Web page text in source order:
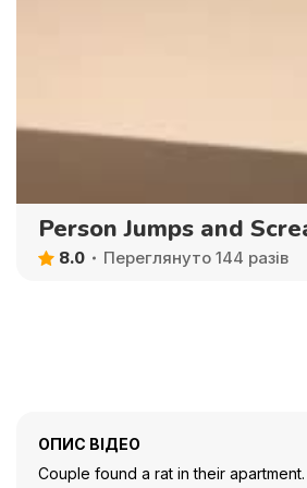
Person Jumps and
8.0 Переглянуто 144 разів
ОПИС ВІДЕО
Couple found a rat in their apartment.